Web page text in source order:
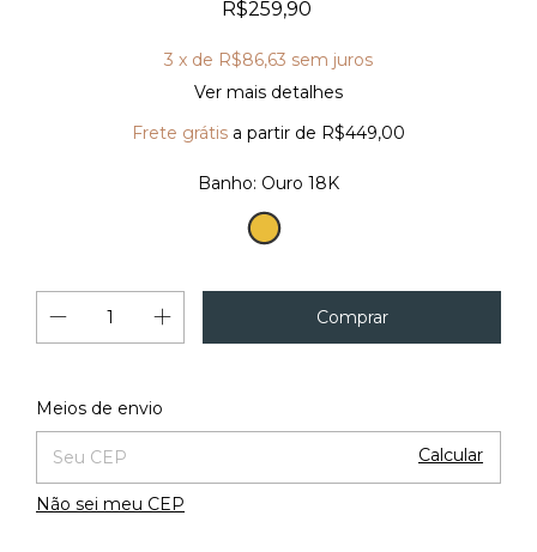
R$259,90
3 x de R$86,63 sem juros
Ver mais detalhes
Frete grátis a partir de R$449,00
Banho: Ouro 18K
Ouro
18K
Entregas para o CEP:
Meios de envio
Calcular
Não sei meu CEP